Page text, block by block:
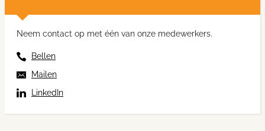
Neem contact op met één van onze medewerkers.
Bellen
Mailen
LinkedIn